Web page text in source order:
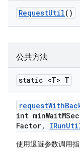
RequestUtil()
公共方法
static <T> T
requestWith
int minWaitMSec
Factor, IRun
使用退避参数调用指